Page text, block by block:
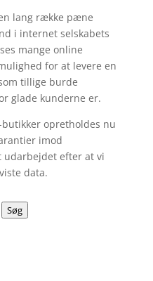
lang række pæne
i internet selskabets
mange online
for at levere en
tillige burde
glade kunderne er.
opretholdes nu
imod
udarbejdet efter at vi
data.
Søg